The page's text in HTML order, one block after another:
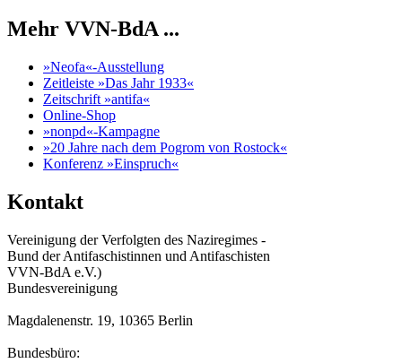
Mehr VVN-BdA ...
»Neofa«-Ausstellung
Zeitleiste »Das Jahr 1933«
Zeitschrift »antifa«
Online-Shop
»nonpd«-Kampagne
»20 Jahre nach dem Pogrom von Rostock«
Konferenz »Einspruch«
Kontakt
Vereinigung der Verfolgten des Naziregimes -
Bund der Antifaschistinnen und Antifaschisten
VVN-BdA e.V.)
Bundesvereinigung
Magdalenenstr. 19, 10365 Berlin
Bundesbüro: